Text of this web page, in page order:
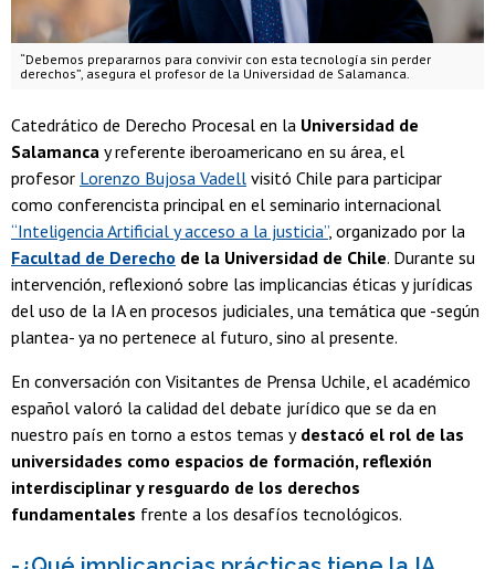
“Debemos prepararnos para convivir con esta tecnología sin perder
derechos”, asegura el profesor de la Universidad de Salamanca.
Catedrático de Derecho Procesal en la Universidad de
Salamanca y referente iberoamericano en su área, el
profesor Lorenzo Bujosa Vadell visitó Chile para participar
como conferencista principal en el seminario internacional
“Inteligencia Artificial y acceso a la justicia”, organizado por la
Facultad de Derecho de la Universidad de Chile. Durante su
intervención, reflexionó sobre las implicancias éticas y jurídicas
del uso de la IA en procesos judiciales, una temática que -según
plantea- ya no pertenece al futuro, sino al presente.
En conversación con Visitantes de Prensa Uchile, el académico
español valoró la calidad del debate jurídico que se da en
nuestro país en torno a estos temas ydestacó el rol de las
universidades como espacios de formación, reflexión
interdisciplinar y resguardo de los derechos
fundamentales frente a los desafíos tecnológicos.